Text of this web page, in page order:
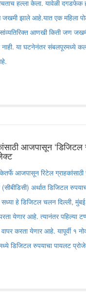
हल्ला केला. यावेळी दगडफेक
जखमी झाले आहे.यात एक महिला
आणखी किती जण
नाही. या घटनेनंतर संबलपूरमध्ये
आजपासून ‘डिजिटल
आजपासून रिटेल
अर्थात डिजिटल
हे डिजिटल चलन दिल्ली,
येणार आहे. त्यानंतर पहिल्या
वापर करता येणार आहे. यापूर्वी १
डिजिटल रुपयाचा पायलट